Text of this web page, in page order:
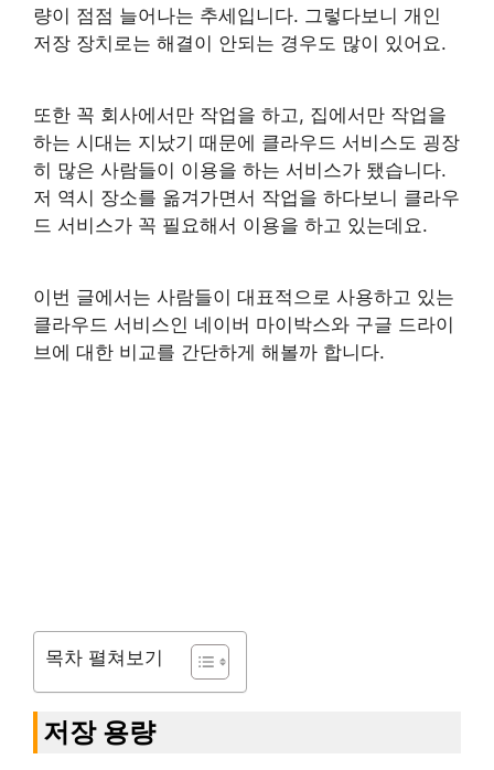
량이 점점 늘어나는 추세입니다. 그렇다보니 개인
저장 장치로는 해결이 안되는 경우도 많이 있어요.
또한 꼭 회사에서만 작업을 하고, 집에서만 작업을
하는 시대는 지났기 때문에 클라우드 서비스도 굉장
히 많은 사람들이 이용을 하는 서비스가 됐습니다.
저 역시 장소를 옮겨가면서 작업을 하다보니 클라우
드 서비스가 꼭 필요해서 이용을 하고 있는데요.
이번 글에서는 사람들이 대표적으로 사용하고 있는
클라우드 서비스인 네이버 마이박스와 구글 드라이
브에 대한 비교를 간단하게 해볼까 합니다.
목차 펼쳐보기
저장 용량